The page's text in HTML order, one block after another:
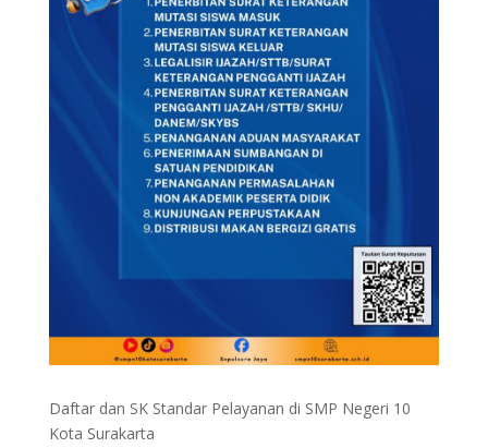
Daftar dan SK Standar Pelayanan di SMP Negeri 10
Kota Surakarta